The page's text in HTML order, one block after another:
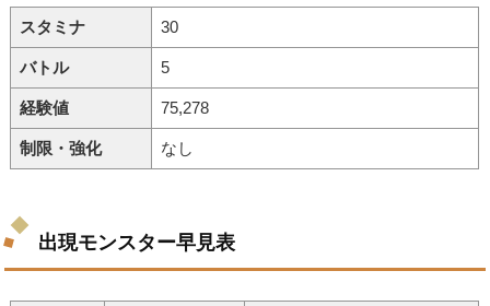
スタミナ 30
バトル 5
経験値 75,278
制限・強化 なし
出現モンスター早見表